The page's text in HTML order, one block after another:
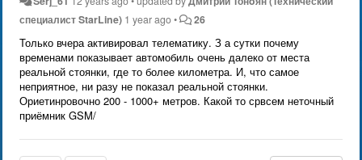
специалист StarLine) 1 year ago• 26
Только вчера активировал телематику. З а сутки почему
временами показывает автомобиль очень далеко от места
реальной стоянки, где то более километра. И, что самое
неприятное, ни разу не показал реальной стоянки.
Ориетинровочно 200 - 1000+ метров. Какой то срвсем неточный
приёмник GSM/